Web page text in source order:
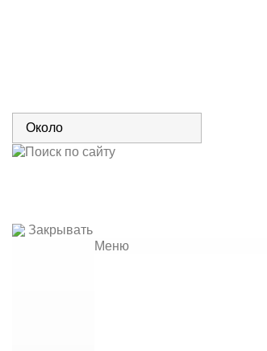
Закрывать
Меню